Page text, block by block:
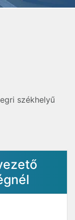
székhelyű